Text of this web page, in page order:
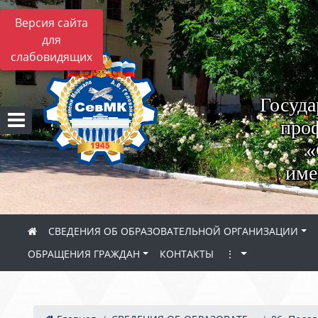
Версия сайта
для
слабовидящих
СВЕДЕНИЯ ОБ ОБРАЗОВАТЕЛЬНОЙ ОРГАНИЗАЦИИ
ОБРАЩЕНИЯ ГРАЖДАН
КОНТАКТЫ ⋮